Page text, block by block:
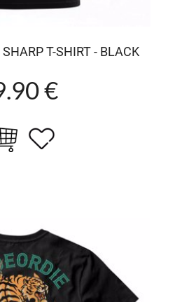
T-SHIRT - BLACK
€